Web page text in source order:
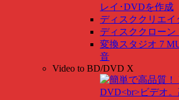
レイ･DVDを作成
ディスククリエイ
ディスククロー
変換スタジオ 7
音
Video to BD/DVD X